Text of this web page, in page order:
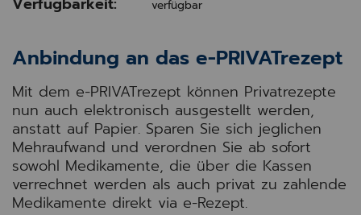
verfügbar
Anbindung an das e-PRIVATrezept
Mit dem e-PRIVATrezept können Privatrezepte
nun auch elektronisch ausgestellt werden,
anstatt auf Papier. Sparen Sie sich jeglichen
Mehraufwand und verordnen Sie ab sofort
sowohl Medikamente, die über die Kassen
verrechnet werden als auch privat zu zahlende
Medikamente direkt via e-Rezept.